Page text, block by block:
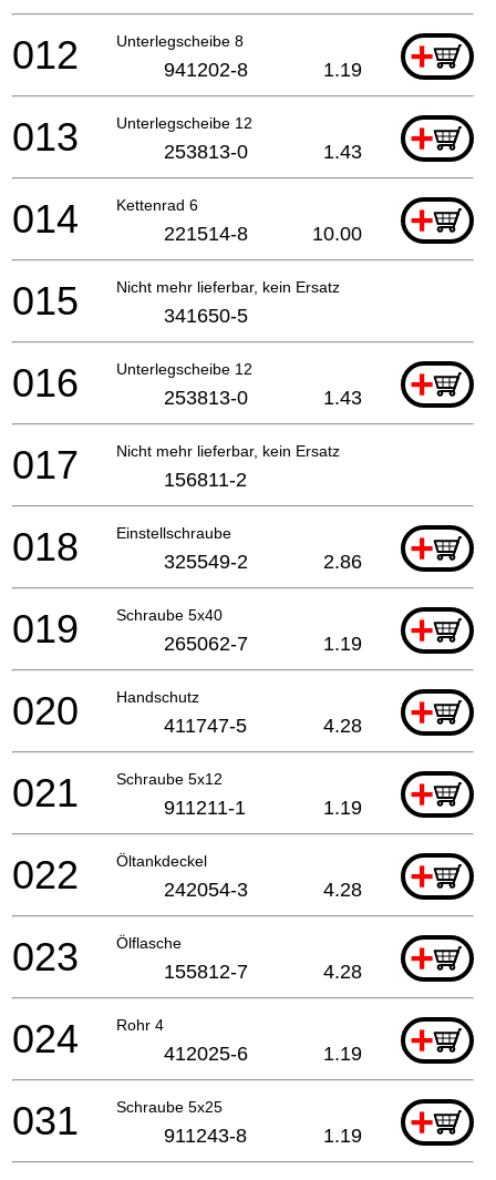
Unterlegscheibe 8 +
012 941202-8 1.19
Unterlegscheibe 12 +
013 253813-0 1.43
Kettenrad 6 +
014 221514-8 10.00
Nicht mehr lieferbar, kein Ersatz
015 341650-5
Unterlegscheibe 12 +
016 253813-0 1.43
Nicht mehr lieferbar, kein Ersatz
017 156811-2
Einstellschraube +
018 325549-2 2.86
Schraube 5x40 +
019 265062-7 1.19
Handschutz +
020 411747-5 4.28
Schraube 5x12 +
021 911211-1 1.19
Öltankdeckel +
022 242054-3 4.28
Ölflasche +
023 155812-7 4.28
Rohr 4 +
024 412025-6 1.19
Schraube 5x25 +
031 911243-8 1.19